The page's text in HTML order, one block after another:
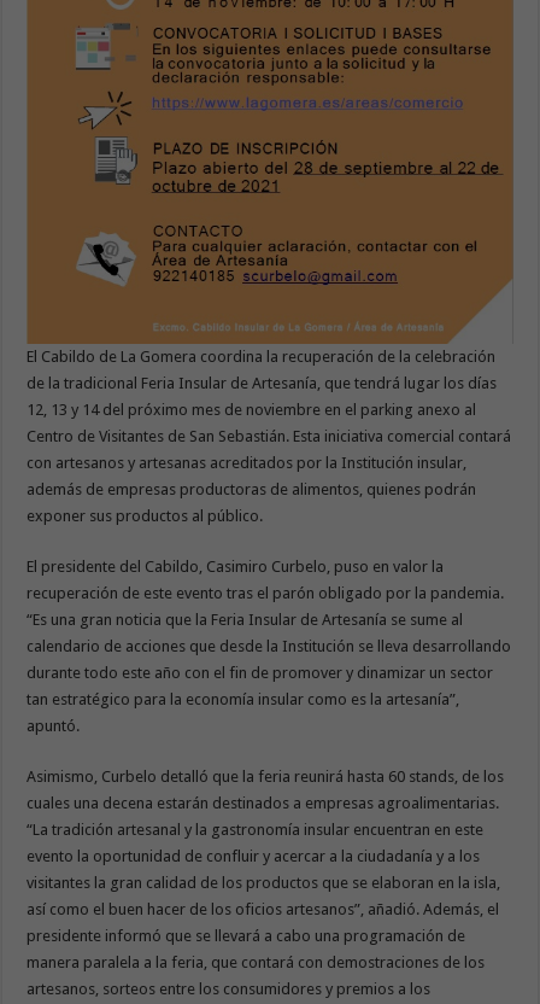
El Cabildo de La Gomera coordina la recuperación de la celebración
de la tradicional Feria Insular de Artesanía, que tendrá lugar los días
12, 13 y 14 del próximo mes de noviembre en el parking anexo al
Centro de Visitantes de San Sebastián. Esta iniciativa comercial contará
con artesanos y artesanas acreditados por la Institución insular,
además de empresas productoras de alimentos, quienes podrán
exponer sus productos al público.
El presidente del Cabildo, Casimiro Curbelo, puso en valor la
recuperación de este evento tras el parón obligado por la pandemia.
“Es una gran noticia que la Feria Insular de Artesanía se sume al
calendario de acciones que desde la Institución se lleva desarrollando
durante todo este año con el fin de promover y dinamizar un sector
tan estratégico para la economía insular como es la artesanía”,
apuntó.
Asimismo, Curbelo detalló que la feria reunirá hasta 60 stands, de los
cuales una decena estarán destinados a empresas agroalimentarias.
“La tradición artesanal y la gastronomía insular encuentran en este
evento la oportunidad de confluir y acercar a la ciudadanía y a los
visitantes la gran calidad de los productos que se elaboran en la isla,
así como el buen hacer de los oficios artesanos”, añadió. Además, el
presidente informó que se llevará a cabo una programación de
manera paralela a la feria, que contará con demostraciones de los
artesanos, sorteos entre los consumidores y premios a los